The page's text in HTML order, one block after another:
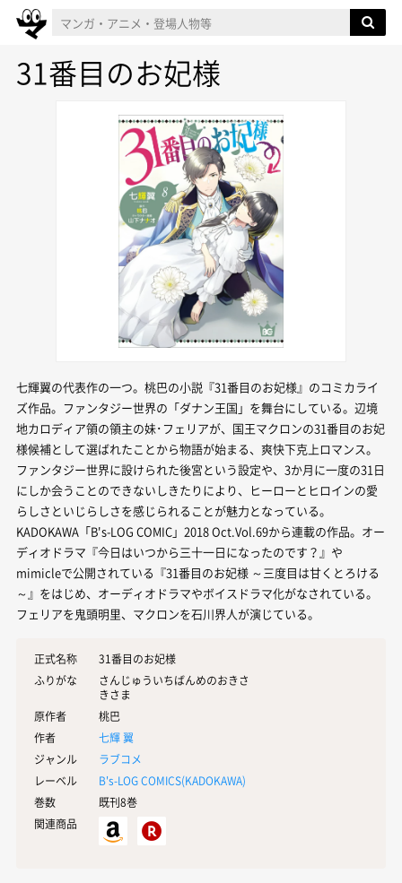
31番目のお妃様
七輝翼の代表作の一つ。桃巴の小説『31番目のお妃様』のコミカライ
ズ作品。ファンタジー世界の「ダナン王国」を舞台にしている。辺境
地カロディア領の領主の妹･フェリアが、国王マクロンの31番目のお妃
様候補として選ばれたことから物語が始まる、爽快下克上ロマンス。
ファンタジー世界に設けられた後宮という設定や、3か月に一度の31日
にしか会うことのできないしきたりにより、ヒーローとヒロインの愛
らしさといじらしさを感じられることが魅力となっている。
KADOKAWA「B's-LOG COMIC」2018 Oct.Vol.69から連載の作品。オー
ディオドラマ『今日はいつから三十一日になったのです？』や
mimicleで公開されている『31番目のお妃様 ～三度目は甘くとろける
～』をはじめ、オーディオドラマやボイスドラマ化がなされている。
フェリアを鬼頭明里、マクロンを石川界人が演じている。
正式名称
31番目のお妃様
ふりがな
さんじゅういちばんめのおきさ
きさま
原作者
桃巴
作者
七輝 翼
ジャンル
ラブコメ
レーベル
B's-LOG COMICS(KADOKAWA)
巻数
既刊8巻
関連商品